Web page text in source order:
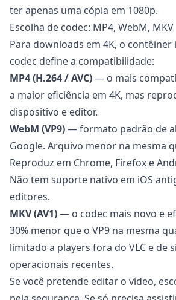
ter apenas uma cópia em 1080p.
Escolha de codec: MP4, WebM, MKV
Para downloads em 4K, o
codec define a compatibilidade:
MP4 (H.264 / AVC)— o mais
a maior eficiência em 4K, mas
dispositivo e editor.
WebM (VP9)— formato padrão de
Google. Arquivo menor na mesma
Reproduz em Chrome, Firefox e
Não tem suporte nativo em iOS
editores.
MKV (AV1)— o codec mais novo e
30% menor que o VP9 na mesma
limitado a players fora do VLC e de
operacionais recentes.
Se você pretende editar o vídeo,